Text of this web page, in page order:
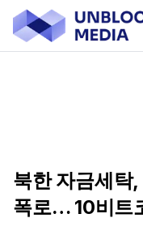
북한 자금세
폭로… 10비트